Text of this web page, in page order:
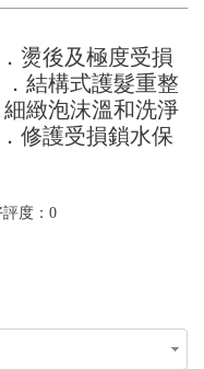
燙後及極度受損
結構式護髮重整
緻泡沫溫和洗淨
修護受損鎖水保
評度：0